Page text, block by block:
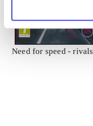
Need for speed - rivals